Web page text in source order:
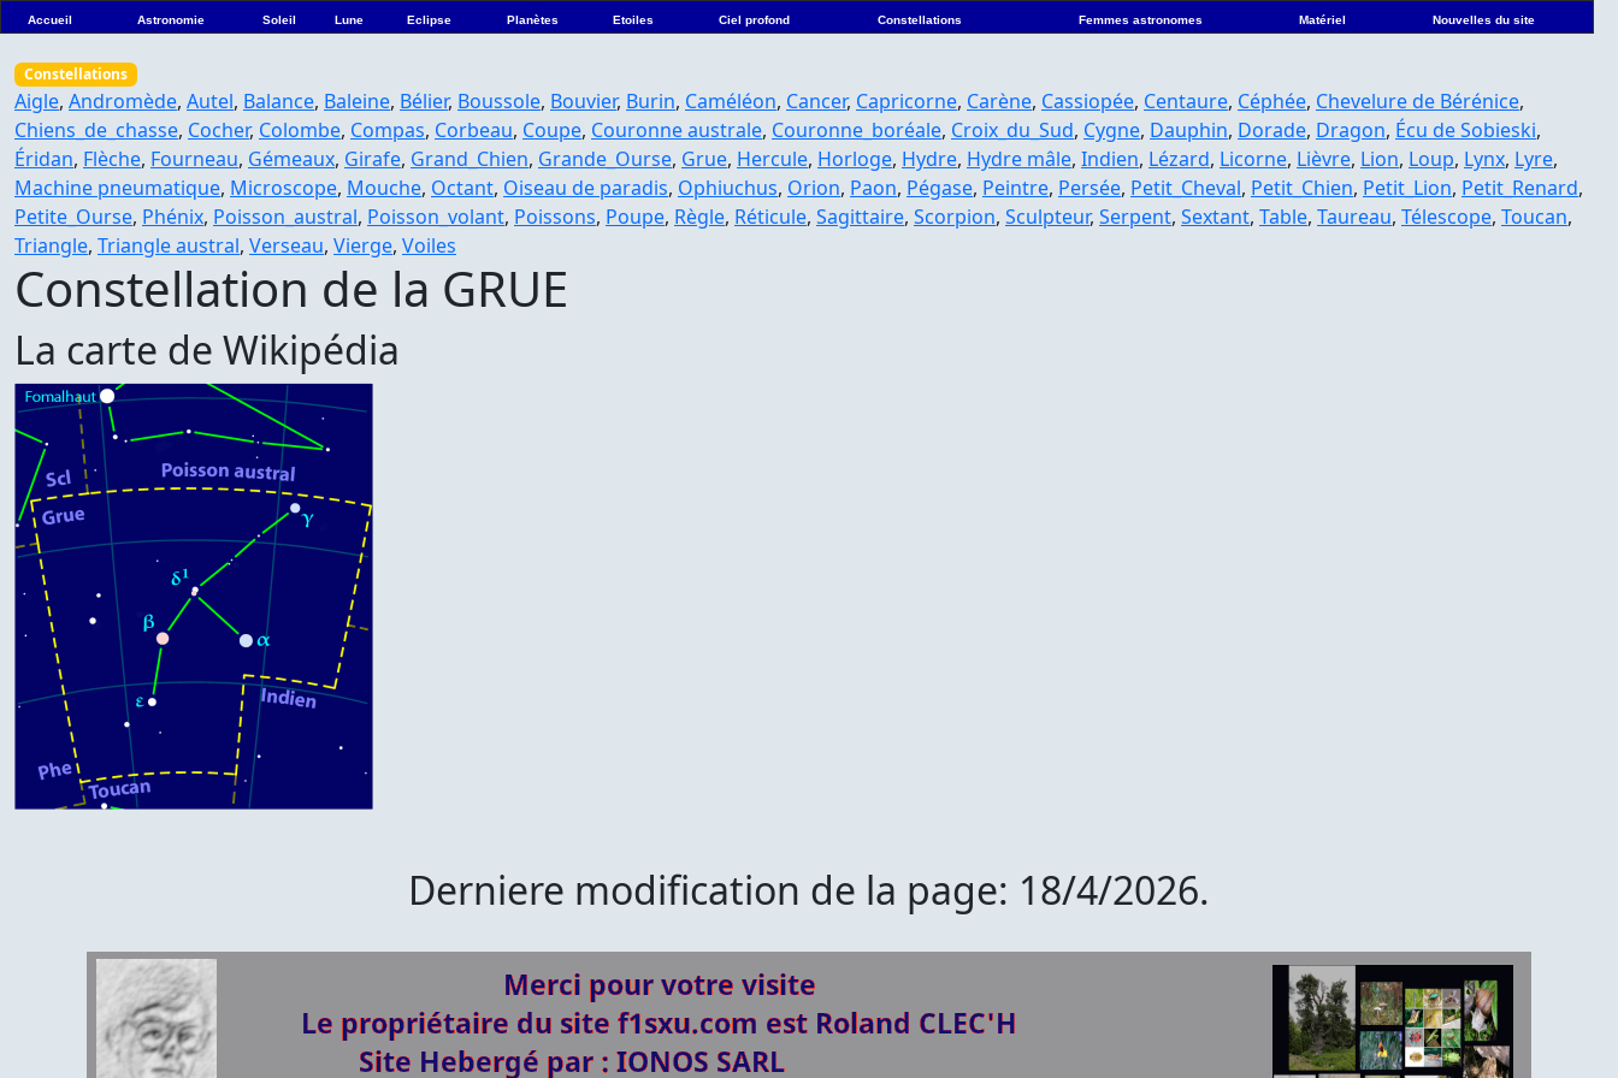
Accueil Astronomie Soleil Lune Eclipse Planètes Etoiles Ciel profond Constellations Femmes astronomes Matériel Nouvelles du site
Constellations
Aigle, Andromède, Autel, Balance, Baleine, Bélier, Boussole, Bouvier, Burin, Caméléon, Cancer, Capricorne, Carène, Cassiopée, Centaure, Céphée, Chevelure de Bérénice,
Chiens_de_chasse, Cocher, Colombe, Compas, Corbeau, Coupe, Couronne australe, Couronne_boréale, Croix_du_Sud, Cygne, Dauphin, Dorade, Dragon, Écu de Sobieski,
Éridan, Flèche, Fourneau, Gémeaux, Girafe, Grand_Chien, Grande_Ourse, Grue, Hercule, Horloge, Hydre, Hydre mâle, Indien, Lézard, Licorne, Lièvre, Lion, Loup, Lynx, Lyre,
Machine pneumatique, Microscope, Mouche, Octant, Oiseau de paradis, Ophiuchus, Orion, Paon, Pégase, Peintre, Persée, Petit_Cheval, Petit_Chien, Petit_Lion, Petit_Renard,
Petite_Ourse, Phénix, Poisson_austral, Poisson_volant, Poissons, Poupe, Règle, Réticule, Sagittaire, Scorpion, Sculpteur, Serpent, Sextant, Table, Taureau, Télescope, Toucan,
Triangle, Triangle austral, Verseau, Vierge, Voiles
Constellation de la GRUE
La carte de Wikipédia
Derniere modification de la page: 18/4/2026.